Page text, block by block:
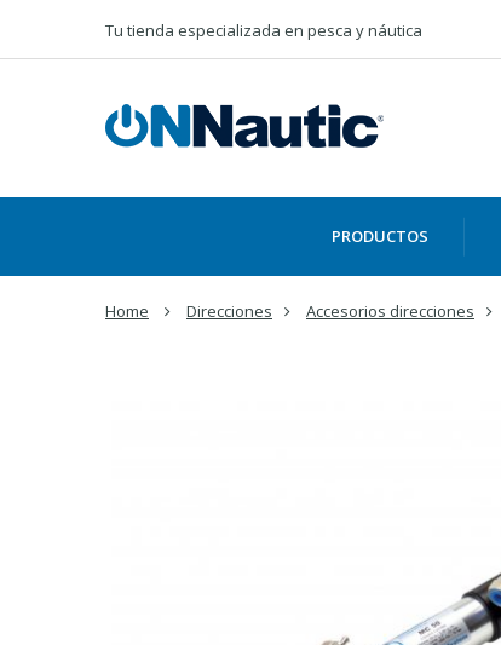
Tu tienda especializada en pesca y náutica
PRODUCTOS
Home Direcciones Accesorios direcciones